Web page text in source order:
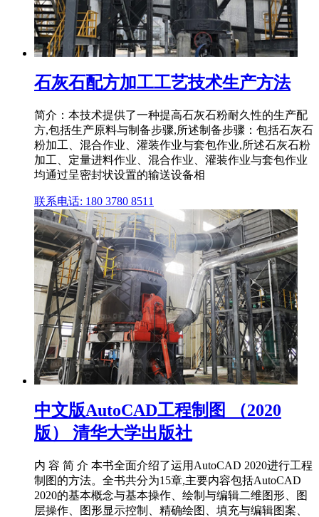
石灰石配方加工工艺技术生产方法
简介：本技术提供了一种提高石灰石粉耐久性的生产配
方,包括生产原料与制备步骤,所述制备步骤：包括石灰石
粉加工、混合作业、灌装作业与套包作业,所述石灰石粉
加工、定量进料作业、混合作业、灌装作业与套包作业
均通过呈密封状设置的输送设备相
联系电话: 180 3780 8511
中文版AutoCAD工程制图 （2020
版） 清华大学出版社
内 容 简 介 本书全面介绍了运用AutoCAD 2020进行工程
制图的方法。全书共分为15章,主要内容包括AutoCAD
2020的基本概念与基本操作、绘制与编辑二维图形、图
层操作、图形显示控制、精确绘图、填充与编辑图案、